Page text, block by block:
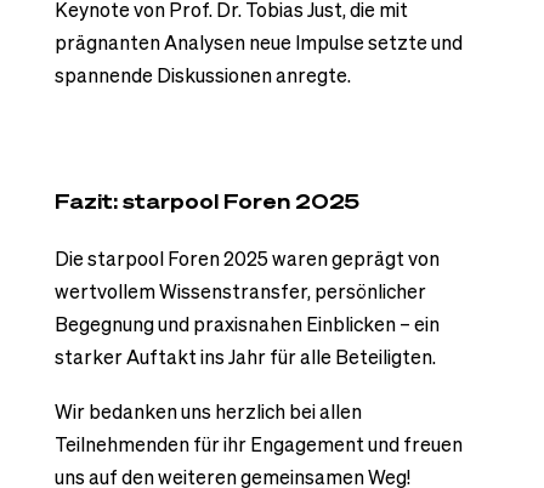
Keynote von Prof. Dr. Tobias Just, die mit
prägnanten Analysen neue Impulse setzte und
spannende Diskussionen anregte.
Fazit: starpool Foren 2025
DiestarpoolForen 2025 waren geprägt von
wertvollem Wissenstransfer, persönlicher
Begegnung und praxisnahen Einblicken – ein
starker Auftakt ins Jahr für alle Beteiligten.
Wir bedanken uns herzlich bei allen
Teilnehmenden für ihr Engagement und freuen
uns auf den weiteren gemeinsamen Weg!